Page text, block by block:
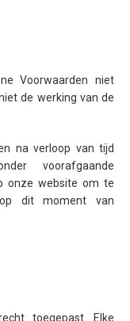
Voorwaarden niet
de werking van de
na verloop van tijd
voorafgaande
onze website om te
dit moment van
toegepast. Elke